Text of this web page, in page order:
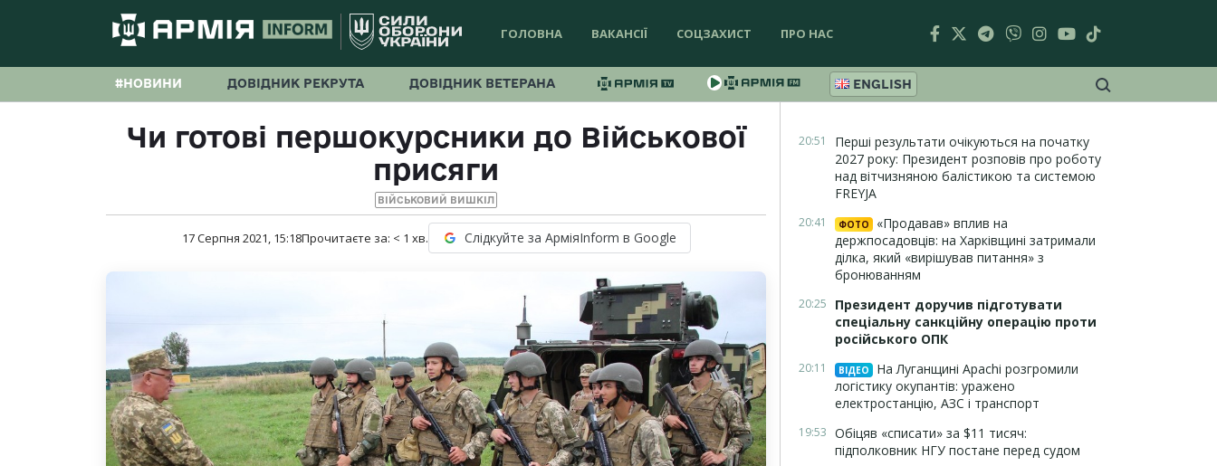
ГОЛОВНА ВАКАНСІЇ СОЦЗАХИСТ ПРО НАС
#НОВИНИ ДОВІДНИК РЕКРУТА ДОВІДНИК ВЕТЕРАНА ENGLISH
Чи готові першокурсники до Військової
присяги
ВІЙСЬКОВИЙ ВИШКІЛ
17 Серпня 2021, 15:18Прочитаєте за: < 1 хв. Слідкуйте за АрміяInform в Google
20:51
Перші результати очікуються на початку
2027 року: Президент розповів про роботу
над вітчизняною балістикою та системою
FREYJA
20:41 ФОТО
«Продавав» вплив на
держпосадовців: на Харківщині затримали
ділка, який «вирішував питання» з
бронюванням
20:25
Президент доручив підготувати
спеціальну санкційну операцію проти
російського ОПК
20:11 ВІДЕО
На Луганщині Apachi розгромили
логістику окупантів: уражено
електростанцію, АЗС і транспорт
19:53 Обіцяв «списати» за $11 тисяч:
підполковник НГУ постане перед судом